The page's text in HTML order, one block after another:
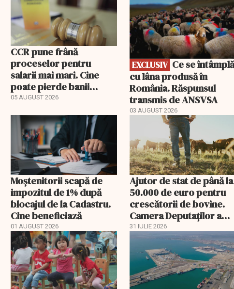
CCR pune frână
proceselor pentru
salarii mai mari. Cine
poate pierde banii
ceruți statului
05 AUGUST 2026
EXCLUSIV
cu lâna produsă în
România. Răspunsul
transmis de ANSVSA
03 AUGUST 2026
Moștenitorii scapă de
impozitul de 1% după
blocajul de la Cadastru.
Cine beneficiază
01 AUGUST 2026
Ajutor de stat de până la
50.000 de euro pentru
crescătorii de bovine.
Camera Deputaților a
aprobat schema
31 IULIE 2026